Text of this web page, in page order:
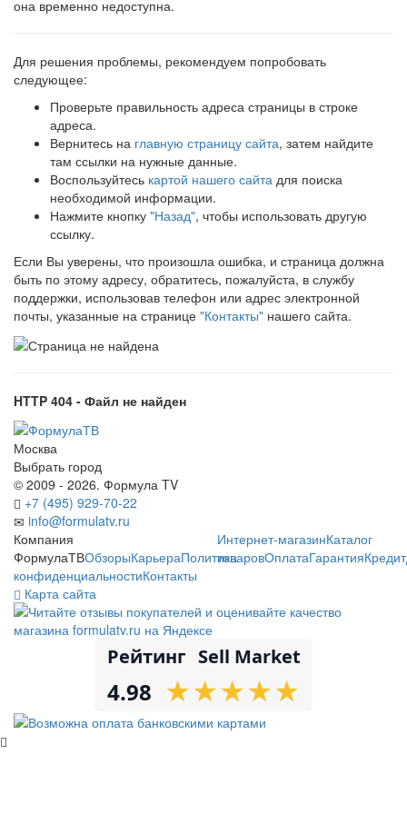
она временно недоступна.
Для решения проблемы, рекомендуем попробовать
следующее:
Проверьте правильность адреса страницы в строке
адреса.
Вернитесь на главную страницу сайта, затем найдите
там ссылки на нужные данные.
Воспользуйтесь картой нашего сайта для поиска
необходимой информации.
Нажмите кнопку "Назад", чтобы использовать другую
ссылку.
Если Вы уверены, что произошла ошибка, и страница должна
быть по этому адресу, обратитесь, пожалуйста, в службу
поддержки, использовав телефон или адрес электронной
почты, указанные на странице "Контакты" нашего сайта.
HTTP 404 - Файл не найден
Москва
Выбрать город
© 2009 - 2026. Формула TV
+7 (495) 929-70-22
info@formulatv.ru
Компания
ФормулаТВОбзорыКарьераПолитика
конфиденциальностиКонтакты
Интернет-магазинКаталог
товаровОплатаГарантияКредит
Карта сайта
Рейтинг Sell Market
4.98 ★
★★
★★
★★
★★
★